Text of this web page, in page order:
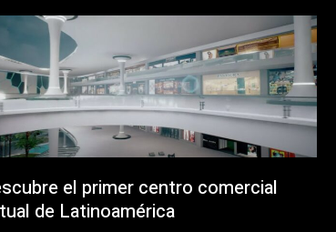
el primer centro comercial
de Latinoamérica